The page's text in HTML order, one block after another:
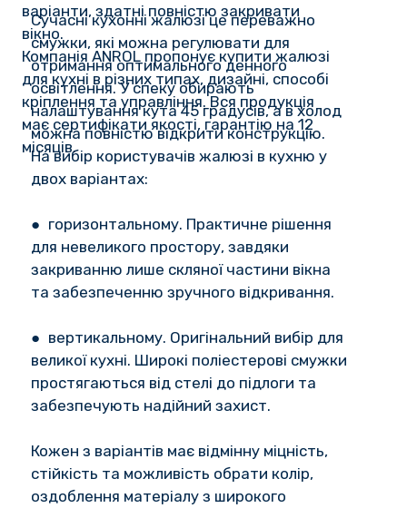
варіанти, здатні повністю закривати
вікно.
Компанія ANROL пропонує купити жалюзі
для кухні в різних типах, дизайні, способі
кріплення та управління. Вся продукція
має сертифікати якості, гарантію на 12
місяців.
Сучасні кухонні жалюзі це переважно
смужки, які можна регулювати для
отримання оптимального денного
освітлення. У спеку обирають
налаштування кута 45 градусів, а в холод
можна повністю відкрити конструкцію.
На вибір користувачів жалюзі в кухню у
двох варіантах:
● горизонтальному. Практичне рішення
для невеликого простору, завдяки
закриванню лише скляної частини вікна
та забезпеченню зручного відкривання.
● вертикальному. Оригінальний вибір для
великої кухні. Широкі поліестерові смужки
простягаються від стелі до підлоги та
забезпечують надійний захист.
Кожен з варіантів має відмінну міцність,
стійкість та можливість обрати колір,
оздоблення матеріалу з широкого